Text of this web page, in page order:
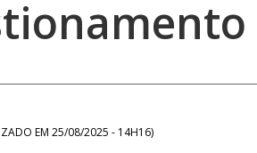
EM 25/08/2025 - 14H16)